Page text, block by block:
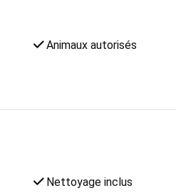
Animaux autorisés
Nettoyage inclus